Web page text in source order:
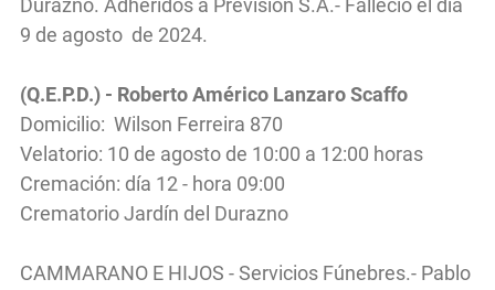
Durazno. Adheridos a Previsión S.A.- Falleció el día
9 de agosto de 2024.
(Q.E.P.D.) - Roberto Américo Lanzaro Scaffo
Domicilio: Wilson Ferreira 870
Velatorio: 10 de agosto de 10:00 a 12:00 horas
Cremación: día 12 - hora 09:00
Crematorio Jardín del Durazno
CAMMARANO E HIJOS - Servicios Fúnebres.- Pablo